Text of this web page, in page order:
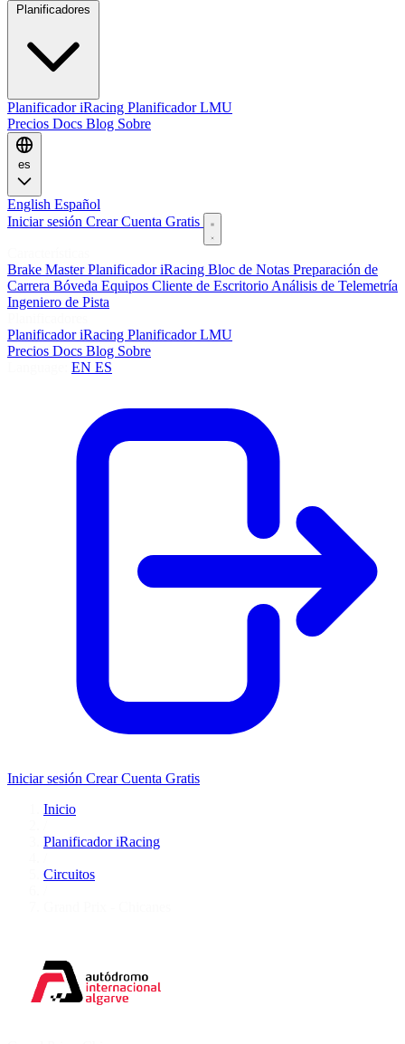
Planificador iRacing Planificador LMU
Precios Docs Blog Sobre
es
English Español
Iniciar sesión Crear Cuenta Gratis
Brake MasterPlanificador iRacing Bloc de Notas Preparación de
Carrera Bóveda Equipos Cliente de Escritorio Análisis de Telemetría
Ingeniero de Pista
Planificador iRacing Planificador LMU
Precios Docs Blog Sobre
EN ES
Iniciar sesión Crear Cuenta Gratis
Inicio
Planificador iRacing
Circuitos